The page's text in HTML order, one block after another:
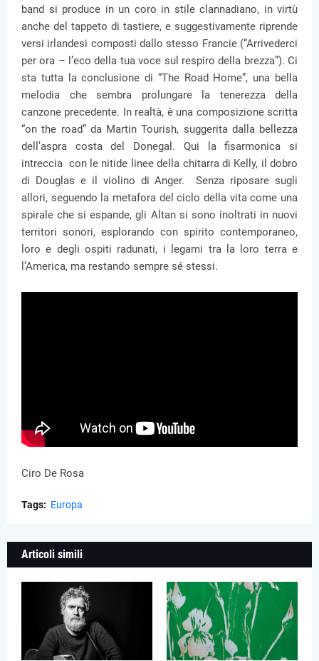
band si produce in un coro in stile clannadiano, in virtù
anche del tappeto di tastiere, e suggestivamente riprende
versi irlandesi composti dallo stesso Francie (“Arrivederci
per ora – l’eco della tua voce sul respiro della brezza”). Ci
sta tutta la conclusione di “The Road Home”, una bella
melodia che sembra prolungare la tenerezza della
canzone precedente. In realtà, è una composizione scritta
“on the road” da Martin Tourish, suggerita dalla bellezza
dell’aspra costa del Donegal. Qui la fisarmonica si
intreccia con le nitide linee della chitarra di Kelly, il dobro
di Douglas e il violino di Anger. Senza riposare sugli
allori, seguendo la metafora del ciclo della vita come una
spirale che si espande, gli Altan si sono inoltrati in nuovi
territori sonori, esplorando con spirito contemporaneo,
loro e degli ospiti radunati, i legami tra la loro terra e
l’America, ma restando sempre sé stessi.
Ciro De Rosa
Tags: Europa
Articoli simili